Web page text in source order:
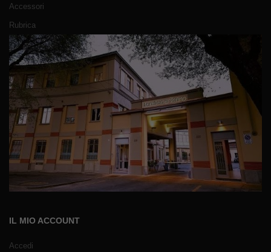
Accessori
Rubrica
IL MIO ACCOUNT
Accedi